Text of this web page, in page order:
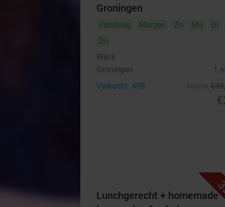
Groningen
Vandaag Morgen Zo Ma Di
Do
Wijck
Groningen 1
Verkocht: 498 €39
Lunchgerecht + homemade